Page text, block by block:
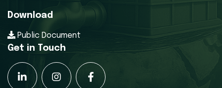
Download
Public Document
Get in Touch